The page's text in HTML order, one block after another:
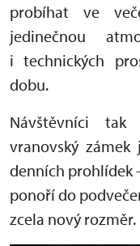
probíhat ve
jedinečnou
i technických
dobu.
Návštěvníci
vranovský
denních prohlídek
ponoří do
zcela nový rozměr.